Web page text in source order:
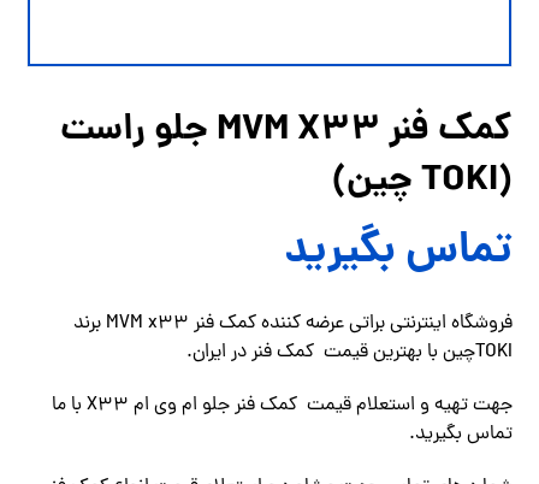
کمک فنر MVM X33 جلو راست
(TOKI چین)
تماس بگیرید
فروشگاه اینترنتی براتی عرضه کننده كمک فنر MVM x33 برند
TOKIچین با بهترین قیمت کمک فنر در ایران.
جهت تهیه و استعلام قیمت کمک فنر جلو ام وی ام X33 با ما
تماس بگیرید.